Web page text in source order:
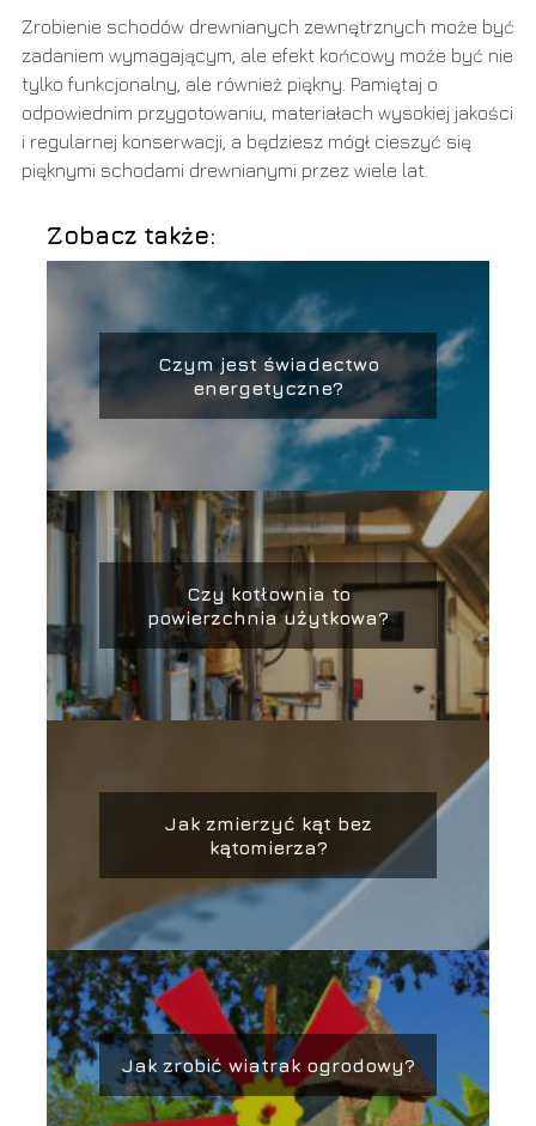
Zrobienie schodów drewnianych zewnętrznych może być
zadaniem wymagającym, ale efekt końcowy może być nie
tylko funkcjonalny, ale również piękny. Pamiętaj o
odpowiednim przygotowaniu, materiałach wysokiej jakości
i regularnej konserwacji, a będziesz mógł cieszyć się
pięknymi schodami drewnianymi przez wiele lat.
Zobacz także:
Czym jest świadectwo
energetyczne?
Czy kotłownia to
powierzchnia użytkowa?
Jak zmierzyć kąt bez
kątomierza?
Jak zrobić wiatrak ogrodowy?